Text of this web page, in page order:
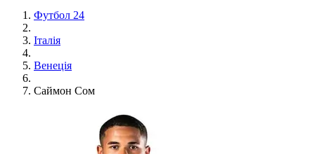
Футбол 24
Італія
Венеція
Саймон Сом